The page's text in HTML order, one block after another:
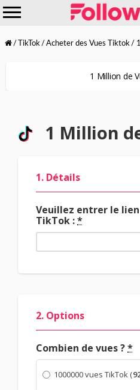
TikTok Acheter des Vues Tiktok
1 Million de
1 Million
1. Détails
Veuillez entrer le
TikTok :*
2. Options
Combien de vues ?*
1000000 vues TikTok (